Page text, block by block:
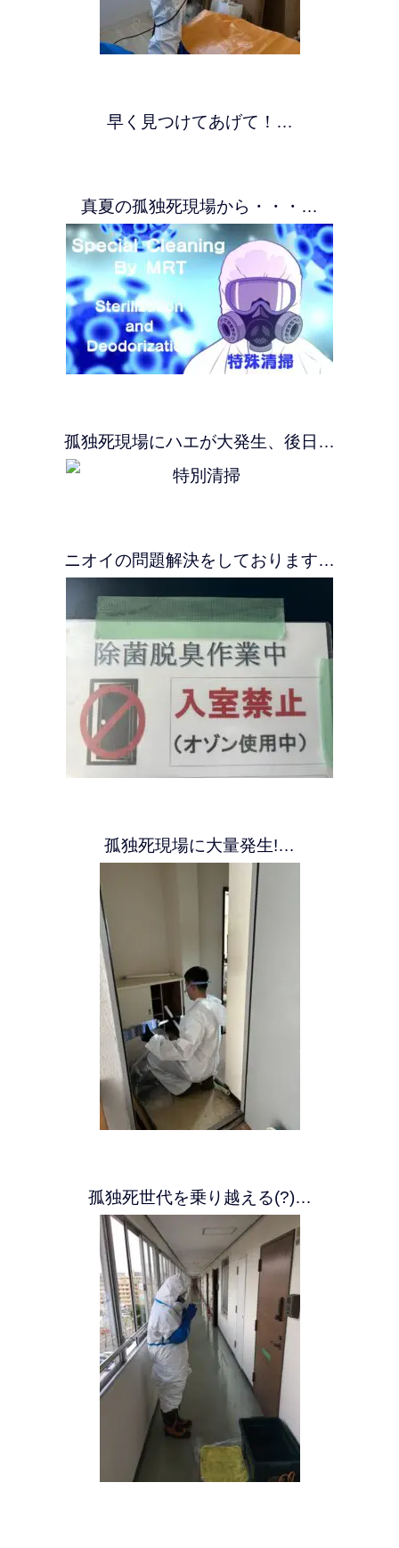
早く見つけてあげて！…
真夏の孤独死現場から・・・…
孤独死現場にハエが大発生、後日…
ニオイの問題解決をしております…
孤独死現場に大量発生!…
孤独死世代を乗り越える(?)…